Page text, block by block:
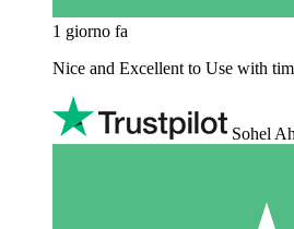
1 giorno fa
Nice and Excellent to Use with
Sohel